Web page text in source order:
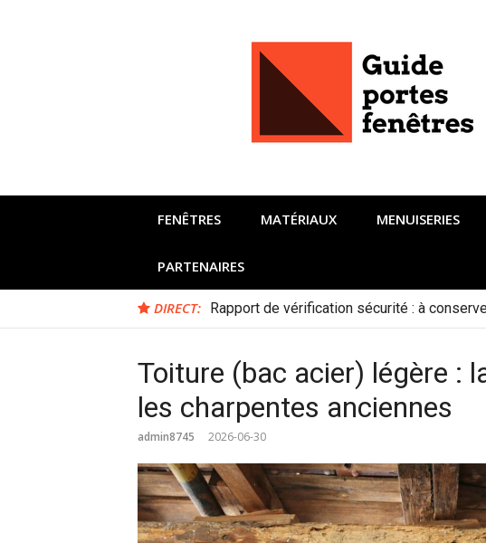
FENÊTRES MATÉRIAUX MENUISERIES
PARTENAIRES
DIRECT: Rapport de vérification sécurité : à
Toiture (bac acier) légère :
les charpentes anciennes
admin8745 2026-06-30